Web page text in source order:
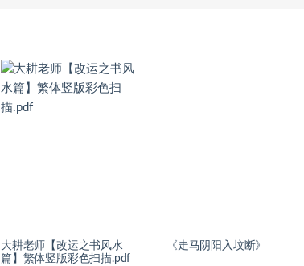
大耕老师【改运之书风水
篇】繁体竖版彩色扫描.pdf
《走马阴阳入坟断》